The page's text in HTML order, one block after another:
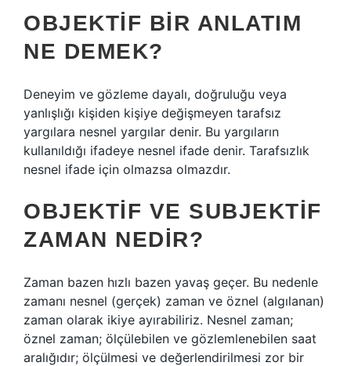
OBJEKTIF BIR ANLATIM
NE DEMEK?
Deneyim ve gözleme dayalı, doğruluğu veya
yanlışlığı kişiden kişiye değişmeyen tarafsız
yargılara nesnel yargılar denir. Bu yargıların
kullanıldığı ifadeye nesnel ifade denir. Tarafsızlık
nesnel ifade için olmazsa olmazdır.
OBJEKTIF VE SUBJEKTIF
ZAMAN NEDIR?
Zaman bazen hızlı bazen yavaş geçer. Bu nedenle
zamanı nesnel (gerçek) zaman ve öznel (algılanan)
zaman olarak ikiye ayırabiliriz. Nesnel zaman;
öznel zaman; ölçülebilen ve gözlemlenebilen saat
aralığıdır; ölçülmesi ve değerlendirilmesi zor bir